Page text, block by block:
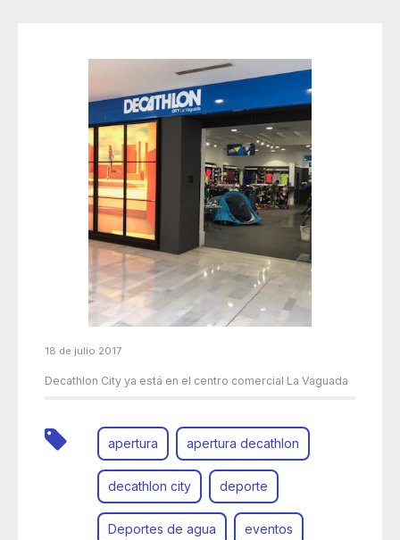
18 de julio 2017
Decathlon City ya está en el centro comercial La Vaguada
apertura apertura decathlon
decathlon city deporte
Deportes de agua eventos